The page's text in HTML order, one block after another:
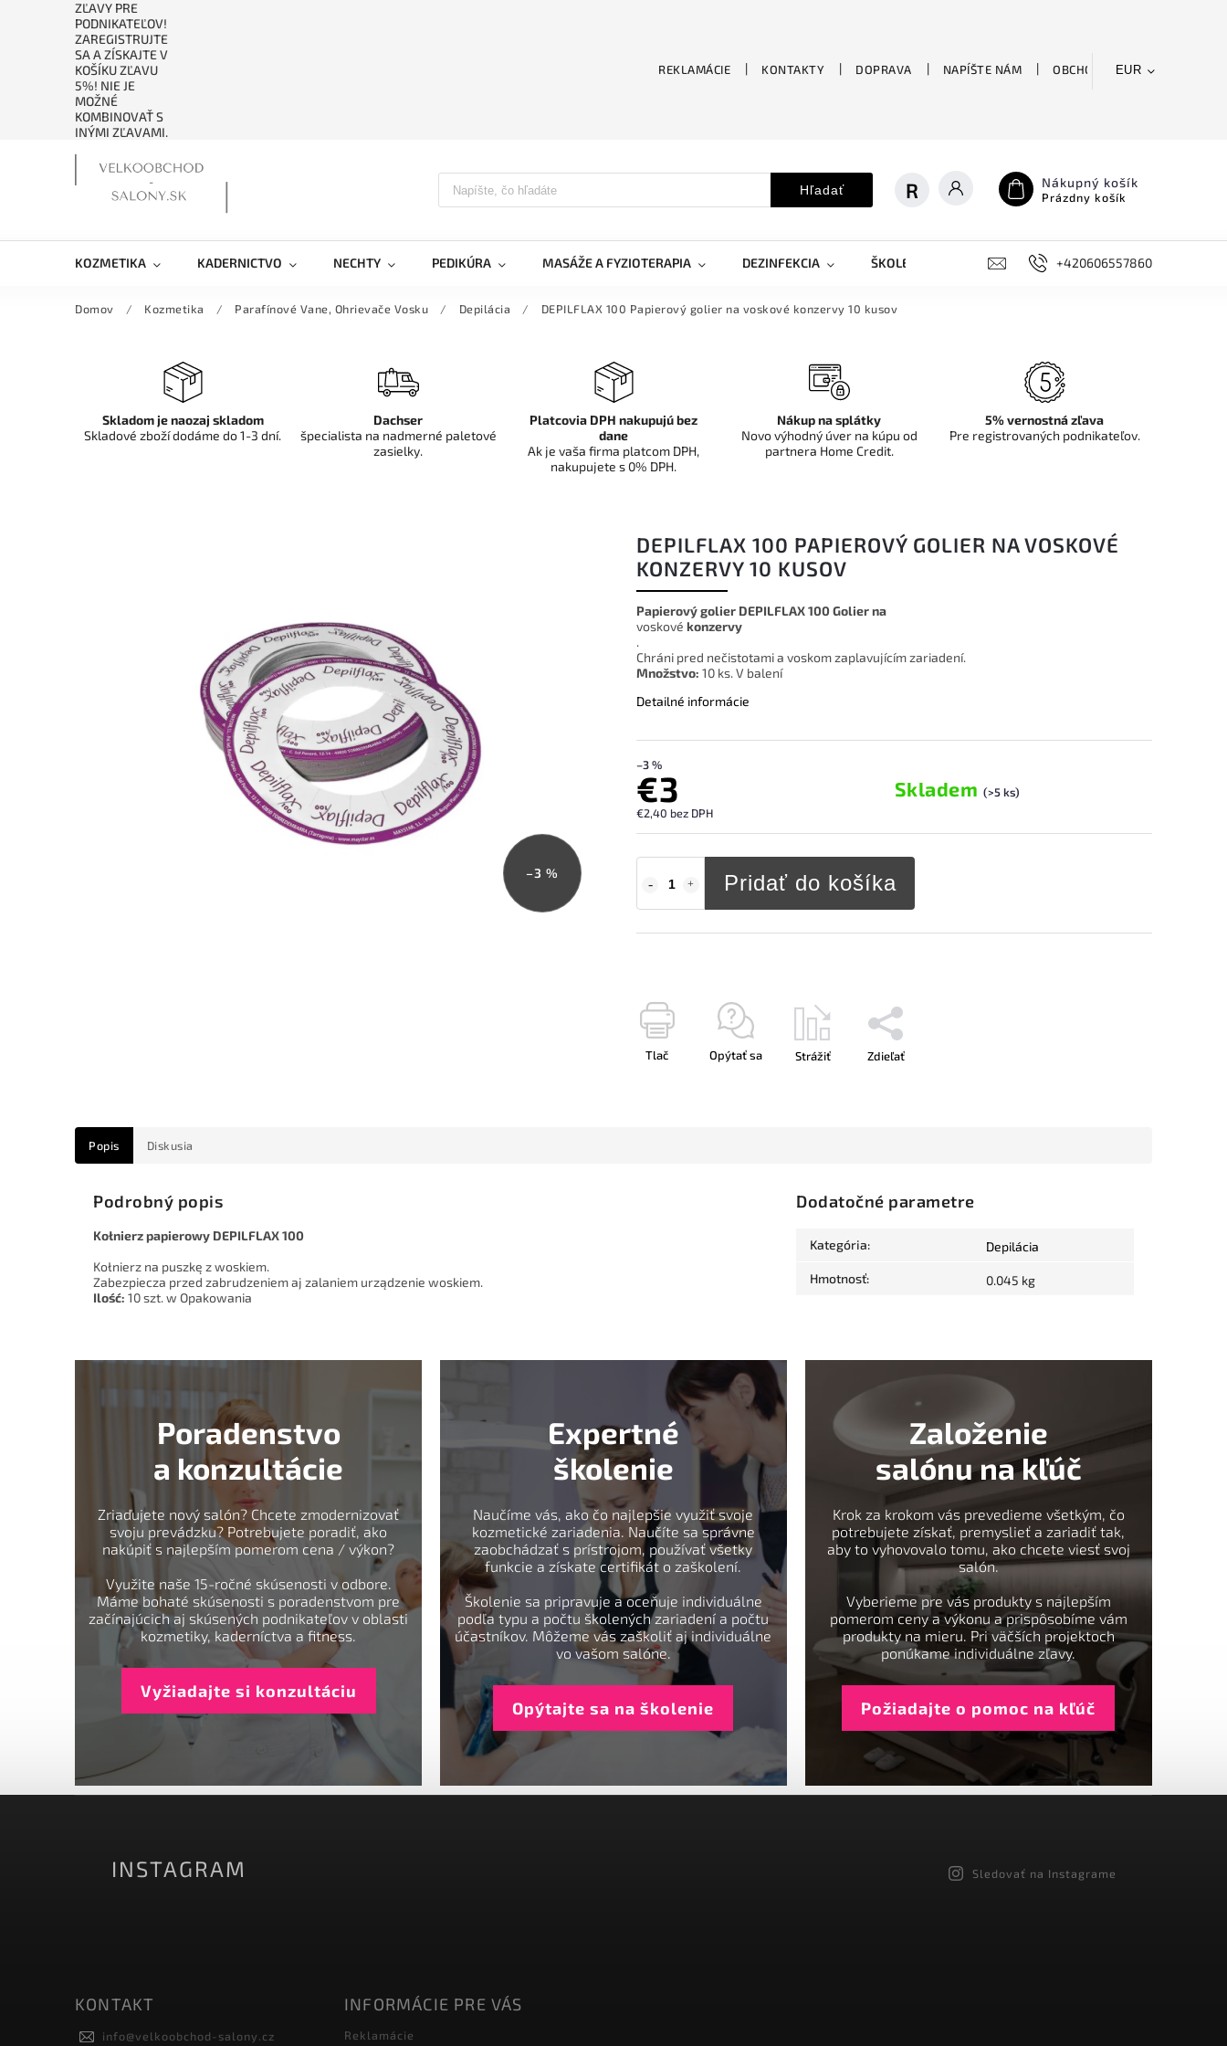
ZĽAVY PRE
PODNIKATEĽOV!
ZAREGISTRUJTE
SA A ZÍSKAJTE V
KOŠÍKU ZĽAVU
5%! NIE JE
MOŽNÉ
KOMBINOVAŤ S
INÝMI ZĽAVAMI.
REKLAMÁCIE KONTAKTY DOPRAVA NAPÍŠTE NÁM OBCHODNÉ PODMIENKY
EUR
Hľadať Nákupný košík
Prázdny košík
KOZMETIKA KADERNICTVO NECHTY PEDIKÚRA MASÁŽE A FYZIOTERAPIA DEZINFEKCIA ŠKOLENIE OUTLET KVETY FITNESS
+420606557860
Domov / Kozmetika / Parafínové Vane, Ohrievače Vosku / Depilácia / DEPILFLAX 100 Papierový golier na voskové konzervy 10 kusov
–3 %
DEPILFLAX 100 PAPIEROVÝ GOLIER NA VOSKOVÉ
KONZERVY 10 KUSOV
–3 %
€3
€2,40 bez DPH
Skladem (>5 ks)
Pridať do košíka
Papierový golier DEPILFLAX 100 Golier na
voskové konzervy
.
Chráni pred nečistotami a voskom zaplavujícím zariadení.
Množstvo: 10 ks. V balení
Detailné informácie
Tlač Opýtať sa Strážiť Zdieľať
Skladom je naozaj skladom
Skladové zboží dodáme do 1-3 dní.
Dachser
špecialista na nadmerné paletové
zasielky.
Platcovia DPH nakupujú bez
dane
Ak je vaša firma platcom DPH,
nakupujete s 0% DPH.
Nákup na splátky
Novo výhodný úver na kúpu od
partnera Home Credit.
5% vernostná zľava
Pre registrovaných podnikateľov.
Popis Diskusia
Podrobný popis
Kołnierz papierowy DEPILFLAX 100
Kołnierz na puszkę z woskiem.
Zabezpiecza przed zabrudzeniem aj zalaniem urządzenie woskiem.
Ilość: 10 szt. w Opakowania
Dodatočné parametre
Kategória: Depilácia
Hmotnosť: 0.045 kg
Poradenstvo
a konzultácie
Zriaďujete nový salón? Chcete zmodernizovať
svoju prevádzku? Potrebujete poradiť, ako
nakúpiť s najlepším pomerom cena / výkon?
Využite naše 15-ročné skúsenosti v odbore.
Máme bohaté skúsenosti s poradenstvom pre
začínajúcich aj skúsených podnikateľov v oblasti
kozmetiky, kaderníctva a fitness.
Vyžiadajte si konzultáciu
Expertné
školenie
Naučíme vás, ako čo najlepšie využiť svoje
kozmetické zariadenia. Naučíte sa správne
zaobchádzať s prístrojom, používať všetky
funkcie a získate certifikát o zaškolení.
Školenie sa pripravuje a oceňuje individuálne
podľa typu a počtu školených zariadení a počtu
účastníkov. Môžeme vás zaškoliť aj individuálne
vo vašom salóne.
Opýtajte sa na školenie
Založenie
salónu na kľúč
Krok za krokom vás prevedieme všetkým, čo
potrebujete získať, premyslieť a zariadiť tak,
aby to vyhovovalo tomu, ako chcete viesť svoj
salón.
Vyberieme pre vás produkty s najlepším
pomerom ceny a výkonu a prispôsobíme vám
produkty na mieru. Pri väčších projektoch
ponúkame individuálne zľavy.
Požiadajte o pomoc na kľúč
INSTAGRAM Sledovať na Instagrame
KONTAKT
info@velkoobchod-salony.cz
INFORMÁCIE PRE VÁS
Reklamácie